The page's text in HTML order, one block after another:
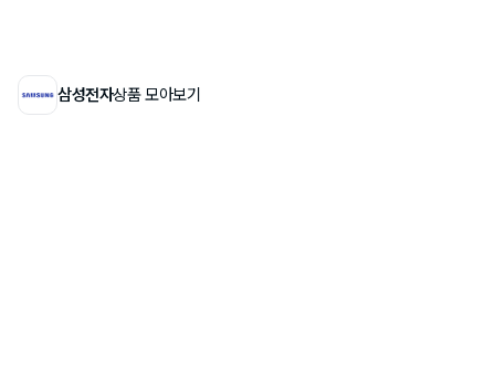
삼성전자상품 모아보기